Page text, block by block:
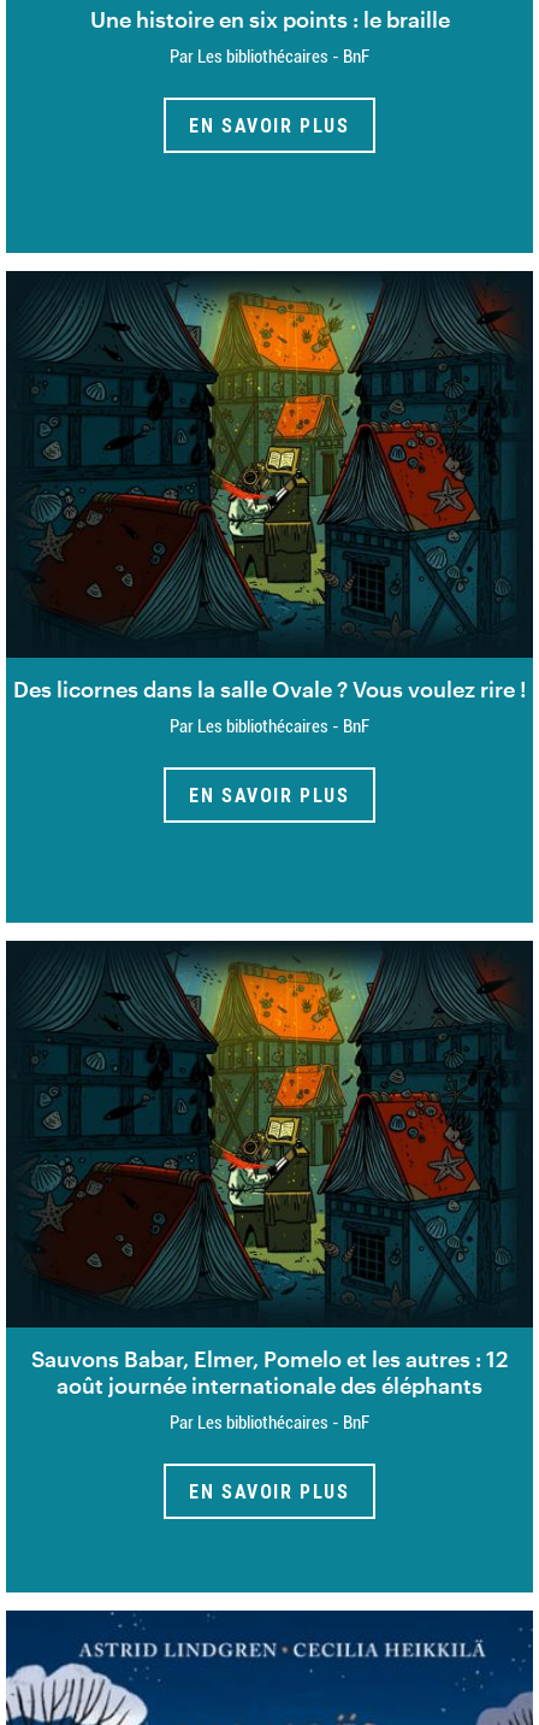
Une histoire en six points : le braille
Par Les bibliothécaires - BnF
EN SAVOIR PLUS
Des licornes dans la salle Ovale ? Vous voulez rire !
Par Les bibliothécaires - BnF
EN SAVOIR PLUS
Sauvons Babar, Elmer, Pomelo et les autres : 12
août journée internationale des éléphants
Par Les bibliothécaires - BnF
EN SAVOIR PLUS